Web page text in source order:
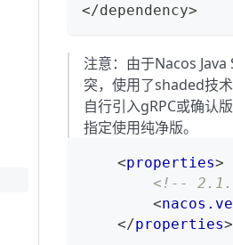
</dependency>
注意：由于Nacos
突，使用了shaded技
自行引入gRPC或确认
指定使用纯净版。
<properties>
<!-- 2.1.2
<
</properties>